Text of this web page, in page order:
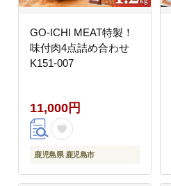
GO-ICHI MEAT特製！
味付肉4点詰め合わせ
K151-007
11,000円
鹿児島県 鹿児島市